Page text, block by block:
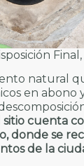
natural
en abono
cuenta
donde se
de la